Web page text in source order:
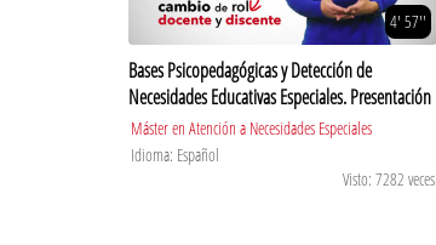
4' 57''
Bases Psicopedagógicas y Detección de
Necesidades Educativas Especiales. Presentación
Máster en Atención a Necesidades Especiales
Idioma: Español
Visto: 7282 veces